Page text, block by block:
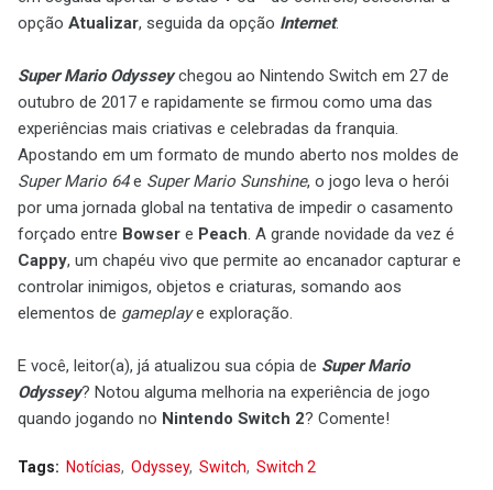
opção Atualizar, seguida da opção Internet.
Super Mario Odysseychegou ao Nintendo Switch em 27 de
outubro de 2017 e rapidamente se firmou como uma das
experiências mais criativas e celebradas da franquia.
Apostando em um formato de mundo aberto nos moldes de
Super Mario 64e Super Mario Sunshine, o jogo leva o herói
por uma jornada global na tentativa de impedir o casamento
forçado entre Bowser e Peach. A grande novidade da vez é
Cappy, um chapéu vivo que permite ao encanador capturar e
controlar inimigos, objetos e criaturas, somando aos
elementos de gameplaye exploração.
E você, leitor(a), já atualizou sua cópia de Super Mario
Odyssey? Notou alguma melhoria na experiência de jogo
quando jogando no Nintendo Switch 2? Comente!
Tags: Notícias Odyssey Switch Switch 2